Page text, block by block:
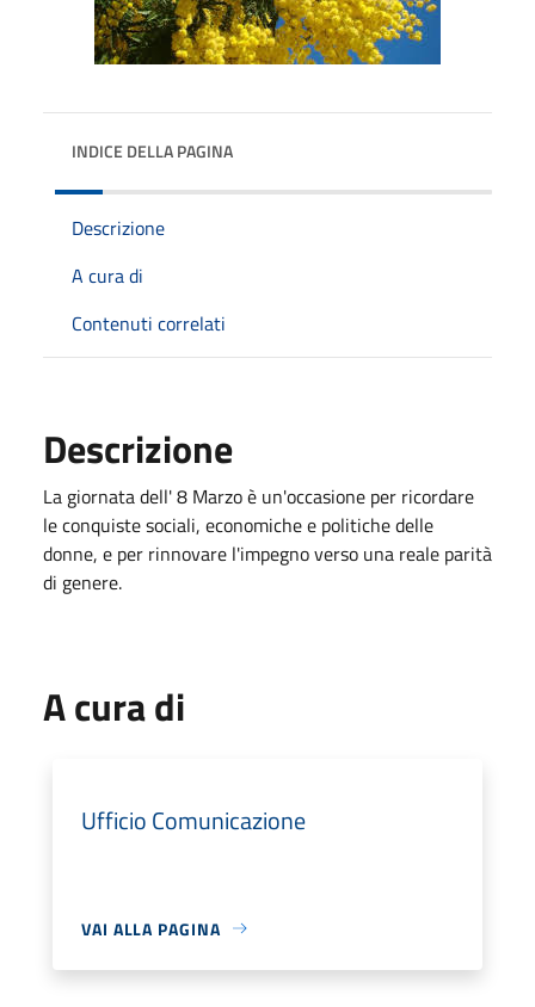
INDICE DELLA PAGINA
Descrizione
A cura di
Contenuti correlati
Descrizione
La giornatadell'8 Marzoè un'occasione per ricordare
le conquiste sociali, economiche e politiche delle
donne, e per rinnovare l'impegno verso una reale parità
di genere.
A cura di
Ufficio Comunicazione
VAI ALLA PAGINA